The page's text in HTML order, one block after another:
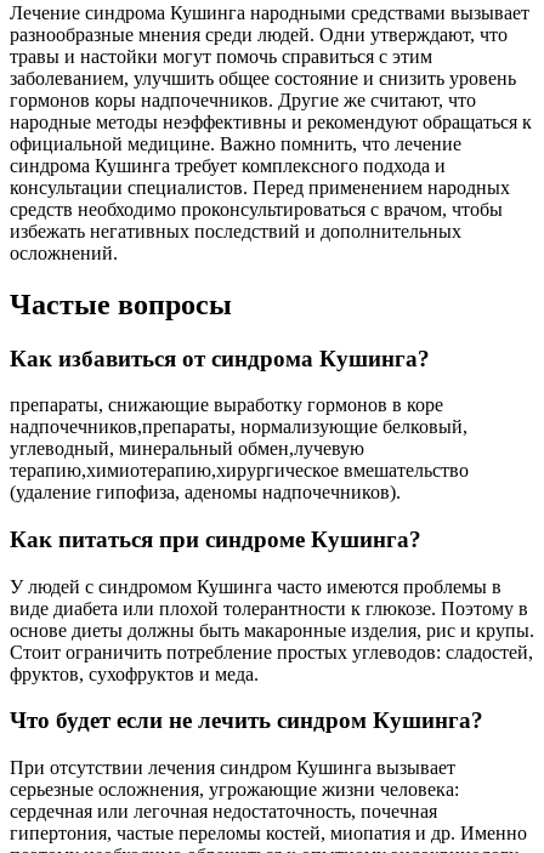
Лечение синдрома Кушинга народными средствами вызывает
разнообразные мнения среди людей. Одни утверждают, что
травы и настойки могут помочь справиться с этим
заболеванием, улучшить общее состояние и снизить уровень
гормонов коры надпочечников. Другие же считают, что
народные методы неэффективны и рекомендуют обращаться к
официальной медицине. Важно помнить, что лечение
синдрома Кушинга требует комплексного подхода и
консультации специалистов. Перед применением народных
средств необходимо проконсультироваться с врачом, чтобы
избежать негативных последствий и дополнительных
осложнений.
Частые вопросы
Как избавиться от синдрома Кушинга?
препараты, снижающие выработку гормонов в коре
надпочечников,препараты, нормализующие белковый,
углеводный, минеральный обмен,лучевую
терапию,химиотерапию,хирургическое вмешательство
(удаление гипофиза, аденомы надпочечников).
Как питаться при синдроме Кушинга?
У людей с синдромом Кушинга часто имеются проблемы в
виде диабета или плохой толерантности к глюкозе. Поэтому в
основе диеты должны быть макаронные изделия, рис и крупы.
Стоит ограничить потребление простых углеводов: сладостей,
фруктов, сухофруктов и меда.
Что будет если не лечить синдром Кушинга?
При отсутствии лечения синдром Кушинга вызывает
серьезные осложнения, угрожающие жизни человека:
сердечная или легочная недостаточность, почечная
гипертония, частые переломы костей, миопатия и др. Именно